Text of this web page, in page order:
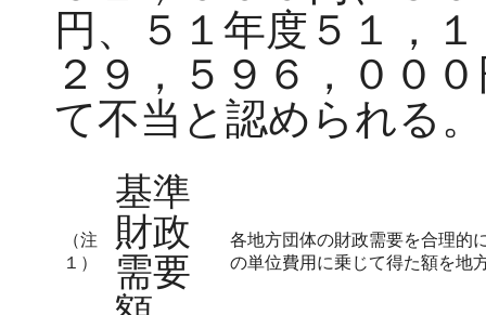
円、５１年度５１，
２９，５９６，００
て不当と認められる。
（注
１）
基準
財政
需要
各地方団体の財政需要を合理的
の単位費用に乗じて得た額を地